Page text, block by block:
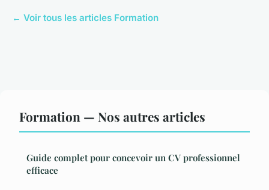
← Voir tous les articles Formation
Formation — Nos autres articles
Guide complet pour concevoir un CV professionnel
efficace